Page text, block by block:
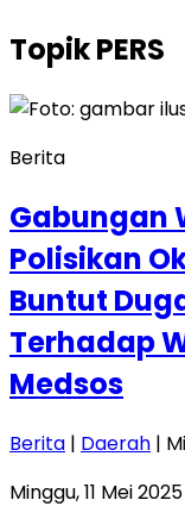
TopikPERS
Berita
Gabungan
Polisikan
Buntut
Terhadap
Medsos
Berita | Daerah |
Minggu, 11 Mei